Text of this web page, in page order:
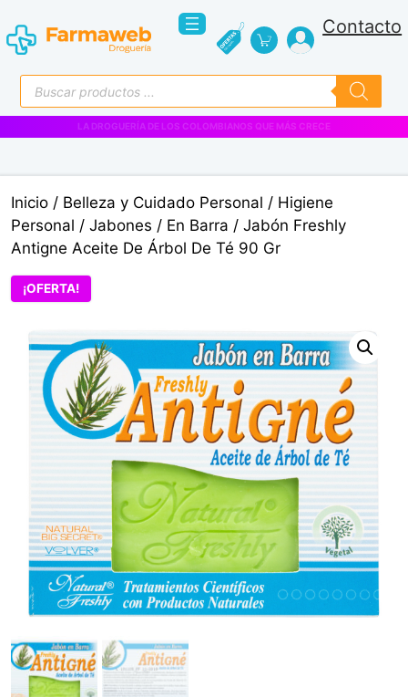
al
contenido
Contacto
Búsqueda
de
productos
VENTAS EMPRESARIALES
Inicio / Belleza y Cuidado Personal / Higiene
Personal / Jabones / En Barra / Jabón Freshly
Antigne Aceite De Árbol De Té 90 Gr
¡OFERTA!